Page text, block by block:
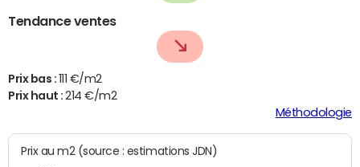
Tendance ventes
Prix bas :
111 €/m2
Prix haut :214 €/m2
Méthodologie
Prix au m2 (source : estimations JDN)